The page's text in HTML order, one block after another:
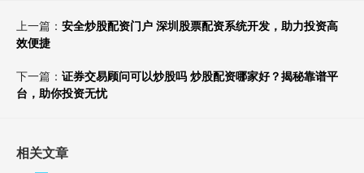
上一篇： 安全炒股配资门户 深圳股票配资系统开发，助力投资高
效便捷
下一篇： 证券交易顾问可以炒股吗 炒股配资哪家好？揭秘靠谱平
台，助你投资无忧
相关文章